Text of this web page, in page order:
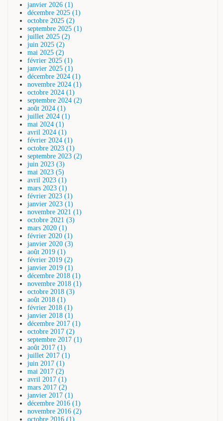
janvier 2026 (1)
décembre 2025 (1)
octobre 2025 (2)
septembre 2025 (1)
juillet 2025 (2)
juin 2025 (2)
mai 2025 (2)
février 2025 (1)
janvier 2025 (1)
décembre 2024 (1)
novembre 2024 (1)
octobre 2024 (1)
septembre 2024 (2)
août 2024 (1)
juillet 2024 (1)
mai 2024 (1)
avril 2024 (1)
février 2024 (1)
octobre 2023 (1)
septembre 2023 (2)
juin 2023 (3)
mai 2023 (5)
avril 2023 (1)
mars 2023 (1)
février 2023 (1)
janvier 2023 (1)
novembre 2021 (1)
octobre 2021 (3)
mars 2020 (1)
février 2020 (1)
janvier 2020 (3)
août 2019 (1)
février 2019 (2)
janvier 2019 (1)
décembre 2018 (1)
novembre 2018 (1)
octobre 2018 (3)
août 2018 (1)
février 2018 (1)
janvier 2018 (1)
décembre 2017 (1)
octobre 2017 (2)
septembre 2017 (1)
août 2017 (1)
juillet 2017 (1)
juin 2017 (1)
mai 2017 (2)
avril 2017 (1)
mars 2017 (2)
janvier 2017 (1)
décembre 2016 (1)
novembre 2016 (2)
octobre 2016 (1)